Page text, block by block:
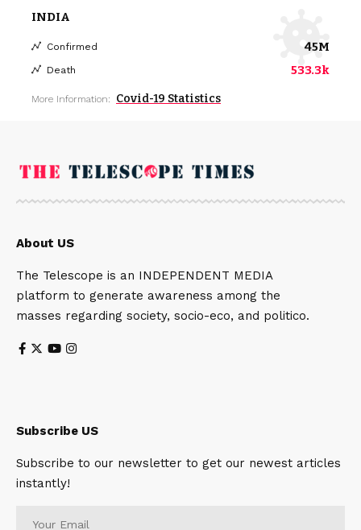
INDIA
Confirmed 45M
Death 533.3k
More Information: Covid-19 Statistics
About US
The Telescope is an INDEPENDENT MEDIA
platform to generate awareness among the
masses regarding society, socio-eco, and politico.
Subscribe US
Subscribe to our newsletter to get our newest articles
instantly!